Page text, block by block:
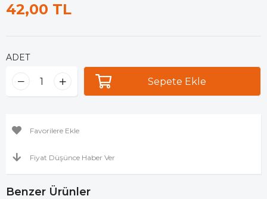
42,00 TL
ADET
Favorilere Ekle
Fiyat Düşünce Haber Ver
Benzer Ürünler